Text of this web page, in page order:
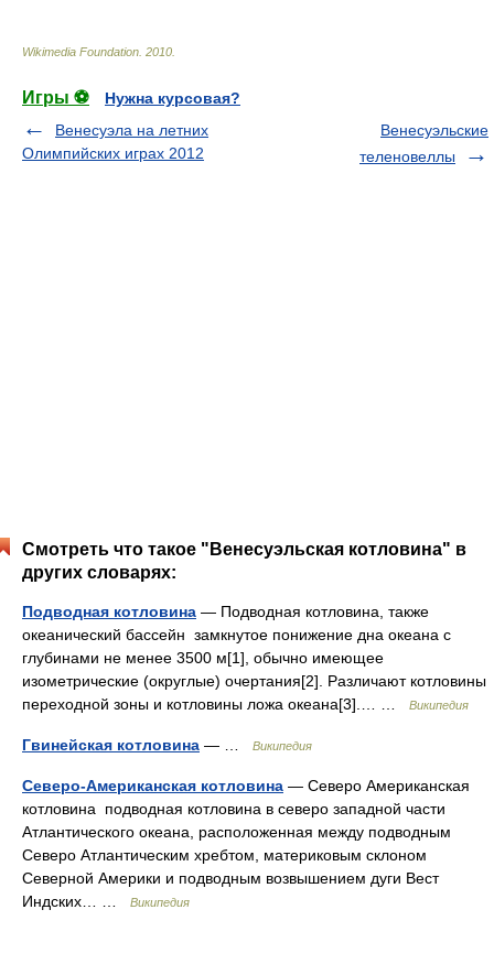
Wikimedia Foundation 2010
Игры ⚽
Нужна курсовая?
Венесуэла на летних
Олимпийских играх 2012
Венесуэльские
теленовеллы
Смотреть что такое "Венесуэльская котловина" в
других словарях:
Подводная котловина — Подводная котловина, также
океанический бассейн замкнутое понижение дна океана с
глубинами не менее 3500 м[1], обычно имеющее
изометрические (округлые) очертания[2]. Различают котловины
переходной зоны и котловины ложа океана[3].… …
Википедия
Гвинейская котловина — … Википедия
Северо-Американская котловина — Северо Американская
котловина подводная котловина в северо западной части
Атлантического океана, расположенная между подводным
Северо Атлантическим хребтом, материковым склоном
Северной Америки и подводным возвышением дуги Вест
Индских… …
Википедия